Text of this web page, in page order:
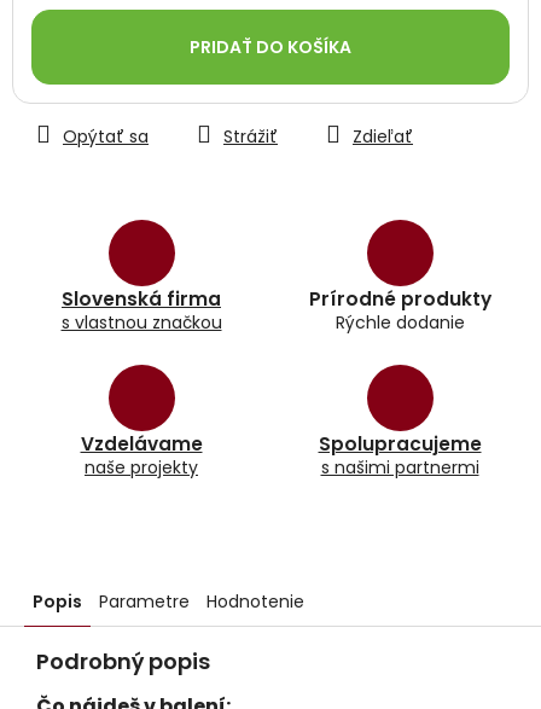
cena:
PRIDAŤ DO KOŠÍKA
Slovenská firma
s vlastnou značkou
Prírodné produkty
Rýchle dodanie
Vzdelávame
naše projekty
Spolupracujeme
s našimi partnermi
Opýtať sa Strážiť Zdieľať
Popis Parametre Hodnotenie
Podrobný popis